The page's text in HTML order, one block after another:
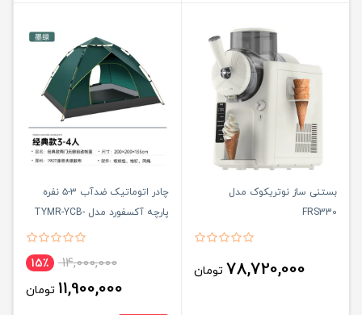
بستنی ساز نوتریکوک مدل
FRS330
78,720,000 تومان
چادر اتوماتیک ضدآب ۳-۵ نفره
پارچه آکسفورد مدل TYMR-YCB-
14,000,000 15٪
11,900,000 تومان